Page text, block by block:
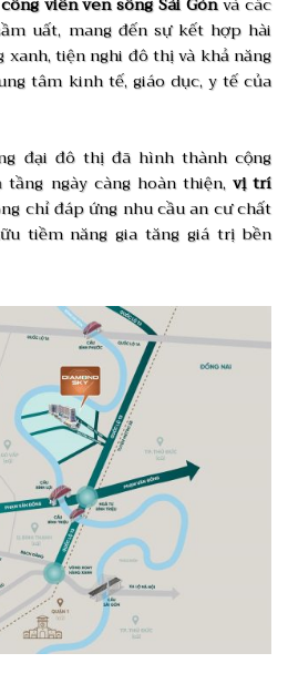
uất, mang đến sự kết hợp hài
xanh, tiện nghi đô thị và khả năng
tâm kinh tế, giáo dục, y tế của
đại đô thị đã hình thành cộng
ngày càng hoàn thiện, vị trí
chỉ đáp ứng nhu cầu an cư chất
tiềm năng gia tăng giá trị bền